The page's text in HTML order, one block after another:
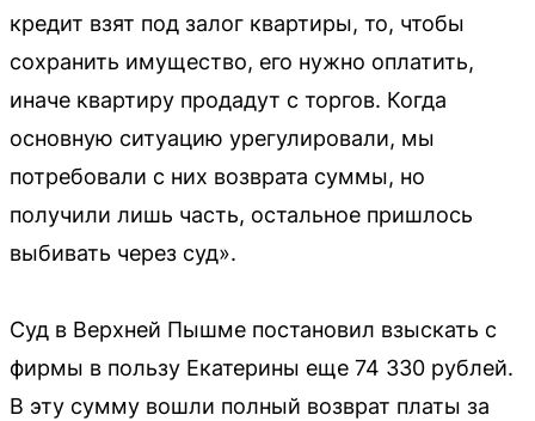
кредит взят под залог квартиры, то, чтобы
сохранить имущество, его нужно оплатить,
иначе квартиру продадут с торгов. Когда
основную ситуацию урегулировали, мы
потребовали с них возврата суммы, но
получили лишь часть, остальное пришлось
выбивать через суд».
Суд в Верхней Пышме постановил взыскать с
фирмы в пользу Екатерины еще 74 330 рублей.
В эту сумму вошли полный возврат платы за